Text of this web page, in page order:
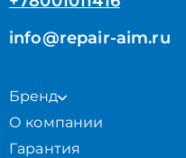
info@repair-aim.ru
Бренд
О компании
Гарантия